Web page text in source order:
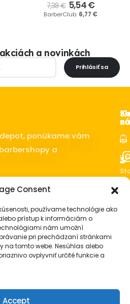
Consent
používame technológie ako
prístup k informáciám o
nám umožní
pri prechádzaní stránkami
na tomto webe. Nesúhlas alebo
ovplyvniť určité funkcie a
Accept
7,38€ 5,54€
BarberClub: 6,77 €
a novinkách
Prihlásiť sa
ponúkame vám
a
o